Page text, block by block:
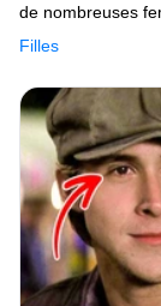
Filles
de nombreuses
apparence et à
déraisonnable.
d’exemples de
ou du